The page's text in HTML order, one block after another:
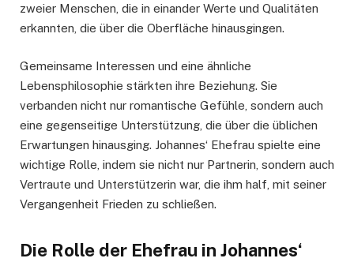
zweier Menschen, die in einander Werte und Qualitäten
erkannten, die über die Oberfläche hinausgingen.
Gemeinsame Interessen und eine ähnliche
Lebensphilosophie stärkten ihre Beziehung. Sie
verbanden nicht nur romantische Gefühle, sondern auch
eine gegenseitige Unterstützung, die über die üblichen
Erwartungen hinausging. Johannes‘ Ehefrau spielte eine
wichtige Rolle, indem sie nicht nur Partnerin, sondern auch
Vertraute und Unterstützerin war, die ihm half, mit seiner
Vergangenheit Frieden zu schließen.
Die Rolle der Ehefrau in Johannes‘